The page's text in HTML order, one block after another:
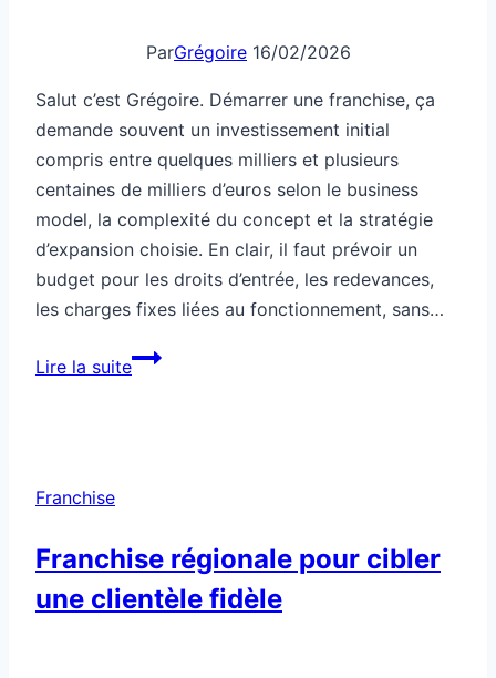
ParGrégoire 16/02/2026
Salut c’est Grégoire. Démarrer une franchise, ça
demande souvent un investissement initial
compris entre quelques milliers et plusieurs
centaines de milliers d’euros selon le business
model, la complexité du concept et la stratégie
d’expansion choisie. En clair, il faut prévoir un
budget pour les droits d’entrée, les redevances,
les charges fixes liées au fonctionnement, sans…
Lire la suiteFranchise:
?
Franchise
Franchise régionale pour cibler
une clientèle fidèle